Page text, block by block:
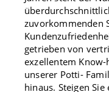
zuvorkommenden
getrieben von
exzellentem Know-
unserer Potti-
hinaus. Steigen